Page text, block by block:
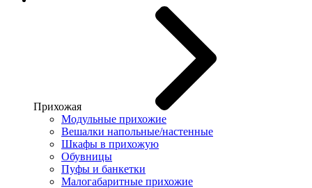
Прихожая
Модульные прихожие
Вешалки напольные/настенные
Шкафы в прихожую
Обувницы
Пуфы и банкетки
Малогабаритные прихожие